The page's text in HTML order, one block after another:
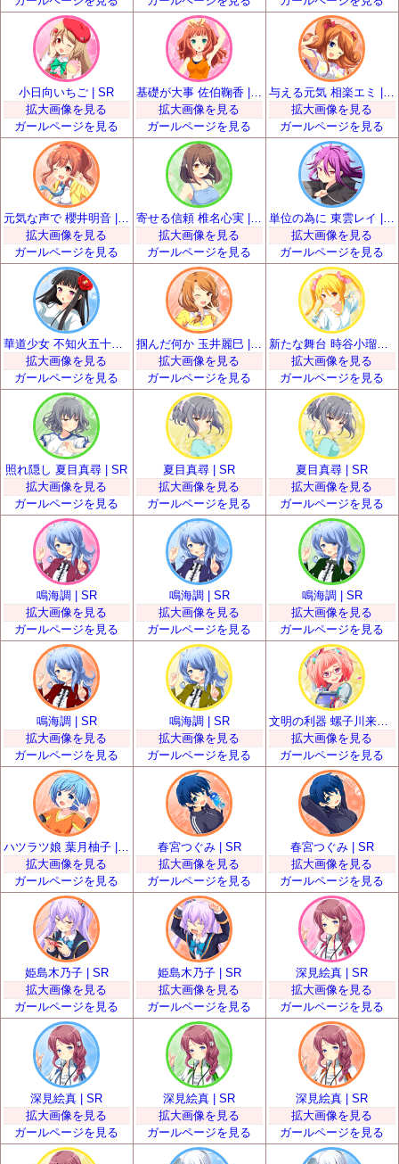
小日向いちご | SR
拡大画像を見る
ガールページを見る
基礎が大事 佐伯鞠香 | SR
拡大画像を見る
ガールページを見る
与える元気 相楽エミ | SR
拡大画像を見る
ガールページを見る
拡大画像を見る
ガールページを見る
寄せる信頼 椎名心実 | SR
拡大画像を見る
ガールページを見る
単位の為に 東雲レイ | SR
拡大画像を見る
ガールページを見る
拡大画像を見る
ガールページを見る
掴んだ何か 玉井麗巳 | SR
拡大画像を見る
ガールページを見る
新たな舞台 時谷小瑠璃 | SR
拡大画像を見る
ガールページを見る
照れ隠し 夏目真尋 | SR
拡大画像を見る
ガールページを見る
夏目真尋 | SR
拡大画像を見る
ガールページを見る
夏目真尋 | SR
拡大画像を見る
ガールページを見る
鳴海調 | SR
拡大画像を見る
ガールページを見る
鳴海調 | SR
拡大画像を見る
ガールページを見る
鳴海調 | SR
拡大画像を見る
ガールページを見る
鳴海調 | SR
拡大画像を見る
ガールページを見る
鳴海調 | SR
拡大画像を見る
ガールページを見る
文明の利器 螺子川来夢 | SR
拡大画像を見る
ガールページを見る
拡大画像を見る
ガールページを見る
春宮つぐみ | SR
拡大画像を見る
ガールページを見る
春宮つぐみ | SR
拡大画像を見る
ガールページを見る
姫島木乃子 | SR
拡大画像を見る
ガールページを見る
姫島木乃子 | SR
拡大画像を見る
ガールページを見る
深見絵真 | SR
拡大画像を見る
ガールページを見る
深見絵真 | SR
拡大画像を見る
ガールページを見る
深見絵真 | SR
拡大画像を見る
ガールページを見る
深見絵真 | SR
拡大画像を見る
ガールページを見る